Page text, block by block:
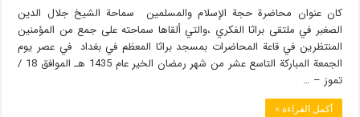
كان عنوان محاضرة حجة الإسلام والمسلمين سماحة الشيخ جلال الدين
الصغبر في ملتقى براثا الفكري ،والتي ألقاها سماحته على جمع من المؤمنين
المنتظرين في قاعة المحاضرات بمسجد براثا المعظم في بغداد في عصر يوم
الجمعة المباركة التاسع عشر من شهر رمضان الخير عام 1435 هـ الموافق 18 /
تموز – …
أكمل القراءة »